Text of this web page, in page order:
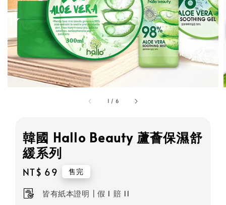
1 / 6
韓國 Hallo Beauty 蘆薈保濕舒
緩系列
Regular
price
NT$ 69 售完
皆有紙本證明┃假 1 賠 11